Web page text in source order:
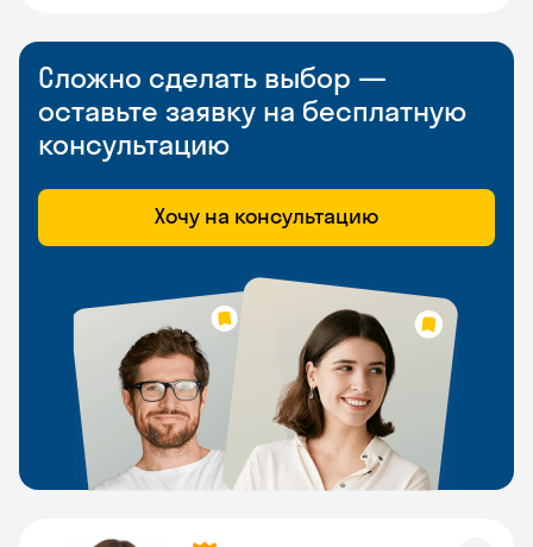
Сложно сделать выбор —
оставьте заявку на бесплатную
консультацию
Хочу на консультацию